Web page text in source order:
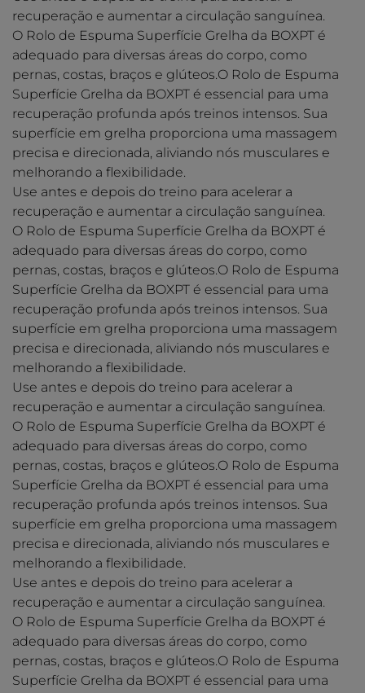
recuperação e aumentar a circulação sanguínea.
O Rolo de Espuma Superfície Grelha da BOXPT é
adequado para diversas áreas do corpo, como
pernas, costas, braços e glúteos.O Rolo de Espuma
Superfície Grelha da BOXPT é essencial para uma
recuperação profunda após treinos intensos. Sua
superfície em grelha proporciona uma massagem
precisa e direcionada, aliviando nós musculares e
melhorando a flexibilidade.
Use antes e depois do treino para acelerar a
recuperação e aumentar a circulação sanguínea.
O Rolo de Espuma Superfície Grelha da BOXPT é
adequado para diversas áreas do corpo, como
pernas, costas, braços e glúteos.O Rolo de Espuma
Superfície Grelha da BOXPT é essencial para uma
recuperação profunda após treinos intensos. Sua
superfície em grelha proporciona uma massagem
precisa e direcionada, aliviando nós musculares e
melhorando a flexibilidade.
Use antes e depois do treino para acelerar a
recuperação e aumentar a circulação sanguínea.
O Rolo de Espuma Superfície Grelha da BOXPT é
adequado para diversas áreas do corpo, como
pernas, costas, braços e glúteos.O Rolo de Espuma
Superfície Grelha da BOXPT é essencial para uma
recuperação profunda após treinos intensos. Sua
superfície em grelha proporciona uma massagem
precisa e direcionada, aliviando nós musculares e
melhorando a flexibilidade.
Use antes e depois do treino para acelerar a
recuperação e aumentar a circulação sanguínea.
O Rolo de Espuma Superfície Grelha da BOXPT é
adequado para diversas áreas do corpo, como
pernas, costas, braços e glúteos.O Rolo de Espuma
Superfície Grelha da BOXPT é essencial para uma